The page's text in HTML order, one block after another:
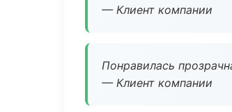
— Клиент компании
Понравилась
— Клиент компании